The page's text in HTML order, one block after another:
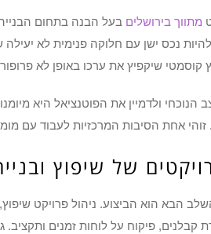
מתווך בירושלים בעל הבנה בתחום
נכס ישן עם חלוקה פנימית לא יעילה
קוסמטי שיקפיץ את ערכו באופן לא
הנוכחי ולדמיין את הפוטנציאל היא
זוהי אחת הסיבות המרכזיות לעבוד עם
של שיפוץ
הבא הוא הביצוע. ניהול פרויקט
פיקוח על לוחות זמנים ותקציב.